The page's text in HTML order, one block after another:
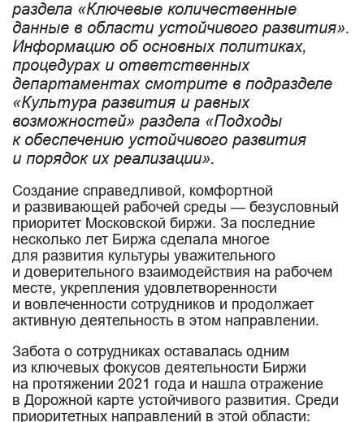
раздела «Ключевые количественные
данные в области устойчивого развития».
Информацию об основных политиках,
процедурах и ответственных
департаментах смотрите в подразделе
«Культура развития и равных
возможностей» раздела «Подходы
к обеспечению устойчивого развития
и порядок их реализации».
Создание справедливой, комфортной
и развивающей рабочей среды — безусловный
приоритет Московской биржи. За последние
несколько лет Биржа сделала многое
для развития культуры уважительного
и доверительного взаимодействия на рабочем
месте, укрепления удовлетворенности
и вовлеченности сотрудников и продолжает
активную деятельность в этом направлении.
Забота о сотрудниках оставалась одним
из ключевых фокусов деятельности Биржи
на протяжении 2021 года и нашла отражение
в Дорожной карте устойчивого развития. Среди
приоритетных направлений в этой области: